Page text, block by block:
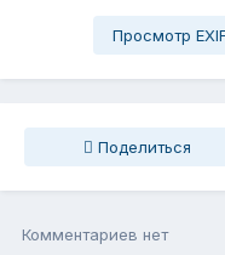
Просмотр
Поделиться
Комментариев нет